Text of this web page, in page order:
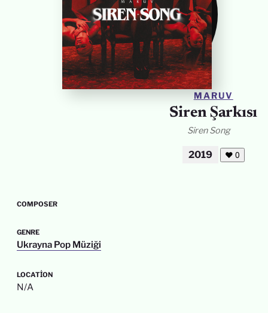
MARUV
Siren Şarkısı
Siren Song
2019 ❤ 0
COMPOSER
GENRE
Ukrayna Pop Müziği
LOCATION
N/A